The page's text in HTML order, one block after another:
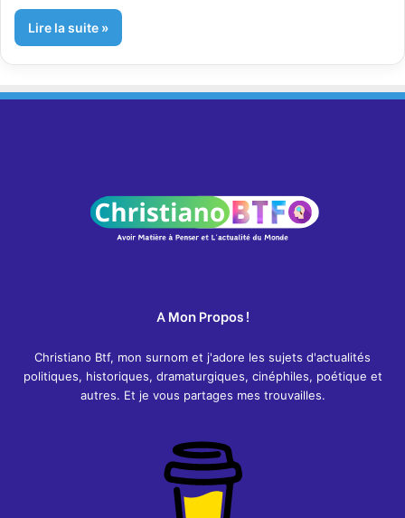
Lire la suite »
A Mon Propos !
Christiano Btf, mon surnom et j'adore les sujets d'actualités
politiques, historiques, dramaturgiques, cinéphiles, poétique et
autres. Et je vous partages mes trouvailles.